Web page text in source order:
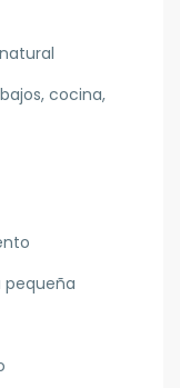
cocina,
pequeña